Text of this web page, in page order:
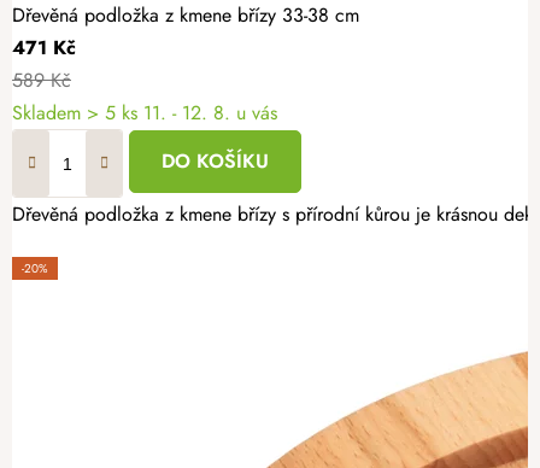
Dřevěná podložka z kmene břízy 33-38 cm
471 Kč
589 Kč
Skladem > 5 ks 11. - 12. 8. u vás
DO KOŠÍKU
Dřevěná podložka z kmene břízy s přírodní kůrou je krásnou
-20%